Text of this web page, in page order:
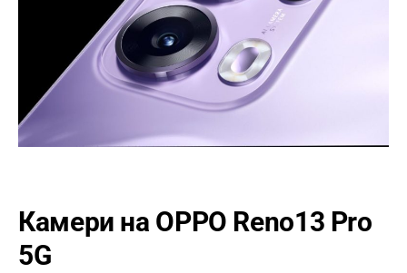
Камери на OPPO Reno13 Pro
5G